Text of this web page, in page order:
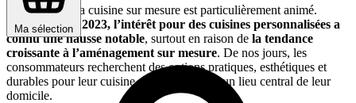
Ma sélection
Le secteur de la cuisine sur mesure est particulièrement animé.
Entre 2020 et 2023, l’intérêt pour des cuisines personnalisées a
connu une hausse notable, surtout en raison de la tendance
croissante à l’aménagement sur mesure. De nos jours, les
consommateurs recherchent des options pratiques, esthétiques et
durables pour leur cuisine, qui est devenue un lieu central de leur
domicile.